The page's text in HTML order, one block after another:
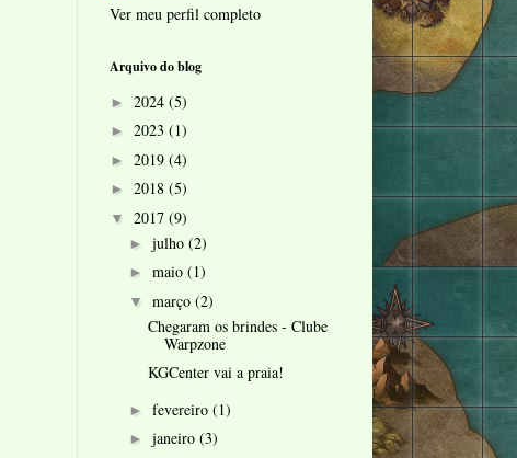
Ver meu perfil completo
Arquivo do blog
► 2024 (5)
► 2023 (1)
► 2019 (4)
► 2018 (5)
▼ 2017 (9)
► julho (2)
► maio (1)
▼ março (2)
Chegaram os brindes - Clube
Warpzone
KGCenter vai a praia!
► fevereiro (1)
► janeiro (3)